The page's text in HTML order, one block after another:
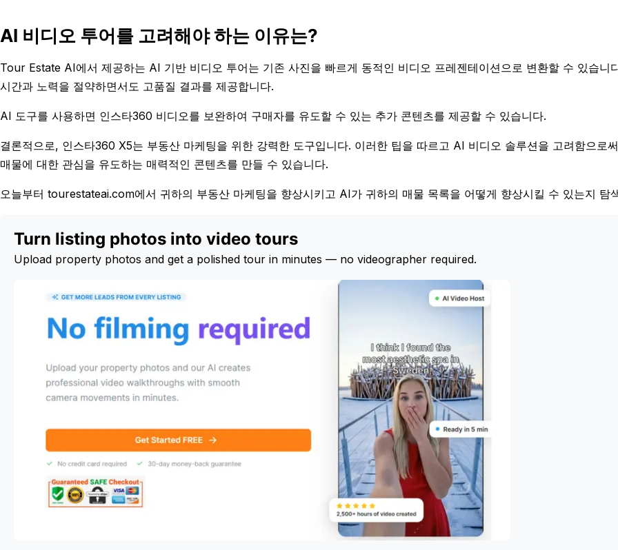
AI 비디오 투어를 고려해야 하는 이유는?
Tour Estate AI에서 제공하는 AI 기반 비디오 투어는 기존 사진을 빠르게 동적인 비디오 프레젠테이션으로 변환할 수 있습니
시간과 노력을 절약하면서도 고품질 결과를 제공합니다.
AI 도구를 사용하면 인스타360 비디오를 보완하여 구매자를 유도할 수 있는 추가 콘텐츠를 제공할 수 있습니다.
결론적으로, 인스타360 X5는 부동산 마케팅을 위한 강력한 도구입니다. 이러한 팁을 따르고 AI 비디오 솔루션을 고려함으로
매물에 대한 관심을 유도하는 매력적인 콘텐츠를 만들 수 있습니다.
오늘부터 tourestateai.com에서 귀하의 부동산 마케팅을 향상시키고 AI가 귀하의 매물 목록을 어떻게 향상시킬 수 있는지 탐
Turn listing photos into video tours
Upload property photos and get a polished tour in minutes — no videographer required.